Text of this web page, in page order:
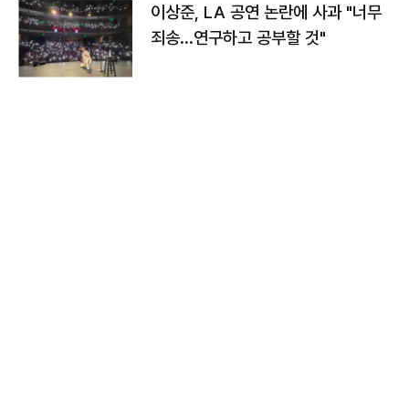
이상준, LA 공연 논란에 사과 "너무
죄송…연구하고 공부할 것"